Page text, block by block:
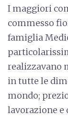
I maggiori
commesso
famiglia
realizzavano
in tutte le
mondo;
lavorazione e